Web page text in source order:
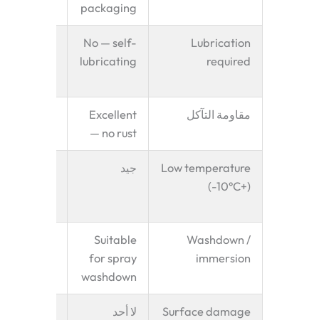
packaging
Lubrication
required
No — self-
lubricating
مقاومة التآكل
Excellent
— no rust
Low temperature
(-10°C+)
جيد
Washdown /
immersion
Suitable
for spray
washdown
Surface damage
لا أحد